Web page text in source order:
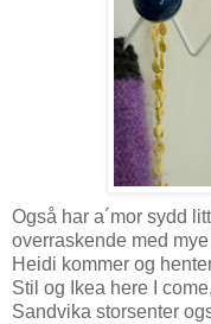
Også har a´mor sydd
overraskende med
Heidi kommer og
Stil og Ikea here I
Sandvika storsenter